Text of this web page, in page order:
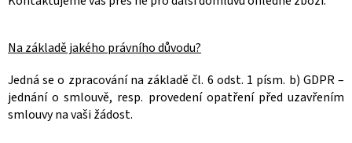
Na základě jakého právního důvodu?
Jedná se o zpracování na základě čl. 6 odst. 1 písm. b) GDPR –
jednání o smlouvě, resp. provedení opatření před uzavřením
smlouvy na vaši žádost.